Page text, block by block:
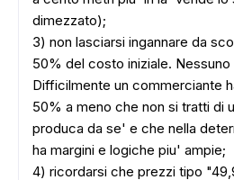
dimezzato);
3) non lasciarsi ingannare da
50% del costo iniziale. Nessuno
Difficilmente un commerciante
50% a meno che non si tratti di
produca da se' e che nella
ha margini e logiche piu' ampie;
4) ricordarsi che prezzi tipo